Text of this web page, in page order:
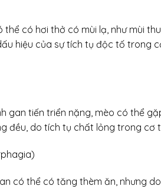
thể có hơi thở có mùi lạ, như mùi
hiệu của sự tích tụ độc tố trong
gan tiến triển nặng, mèo có thể
đều, do tích tụ chất lỏng trong cơ
có thể có tăng thèm ăn, nhưng